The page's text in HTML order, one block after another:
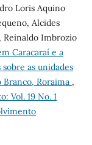
Loris Aquino
Alcides
Reinaldo Imbrozio
Caracaraí e a
as unidades
Branco, Roraima ,
Vol. 19 No. 1